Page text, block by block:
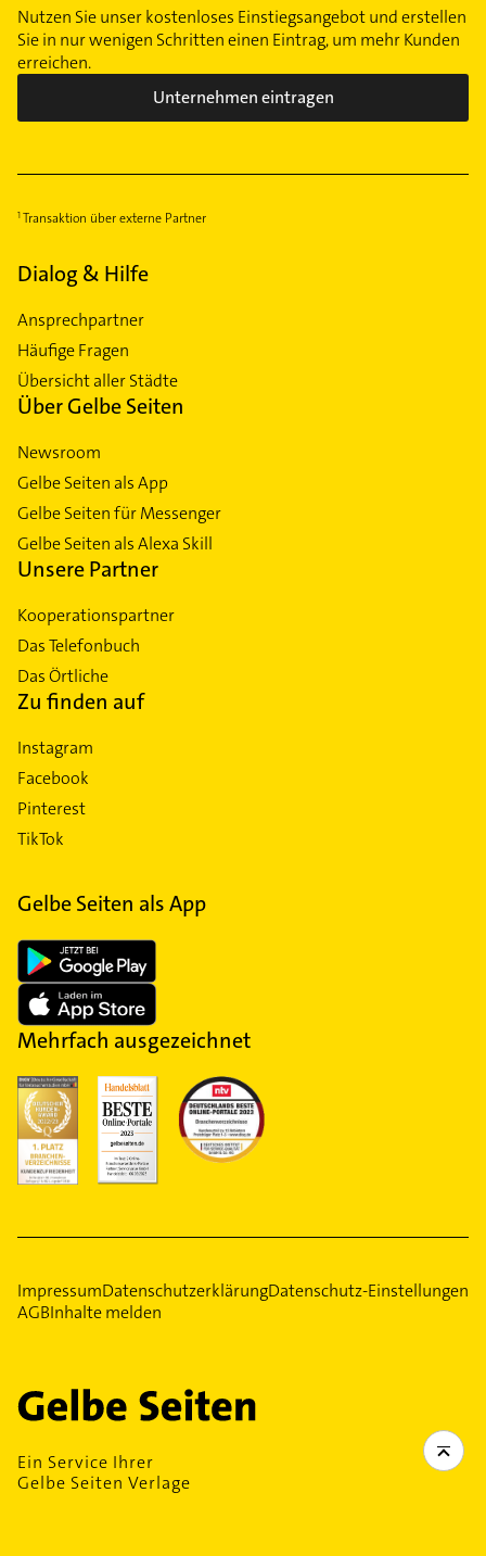
Nutzen Sie unser kostenloses Einstiegsangebot und erstellen
Sie in nur wenigen Schritten einen Eintrag, um mehr Kunden
erreichen.
Unternehmen eintragen
Transaktion über externe Partner
Dialog & Hilfe
Ansprechpartner
Häufige Fragen
Übersicht aller Städte
Über Gelbe Seiten
Newsroom
Gelbe Seiten als App
Gelbe Seiten für Messenger
Gelbe Seiten als Alexa Skill
Unsere Partner
Kooperationspartner
Das Telefonbuch
Das Örtliche
Zu finden auf
Instagram
Facebook
Pinterest
TikTok
Gelbe Seiten als App
Mehrfach ausgezeichnet
ImpressumDatenschutzerklärungDatenschutz-Einstellungen
AGBInhalte melden
Ein Service Ihrer
Gelbe Seiten Verlage